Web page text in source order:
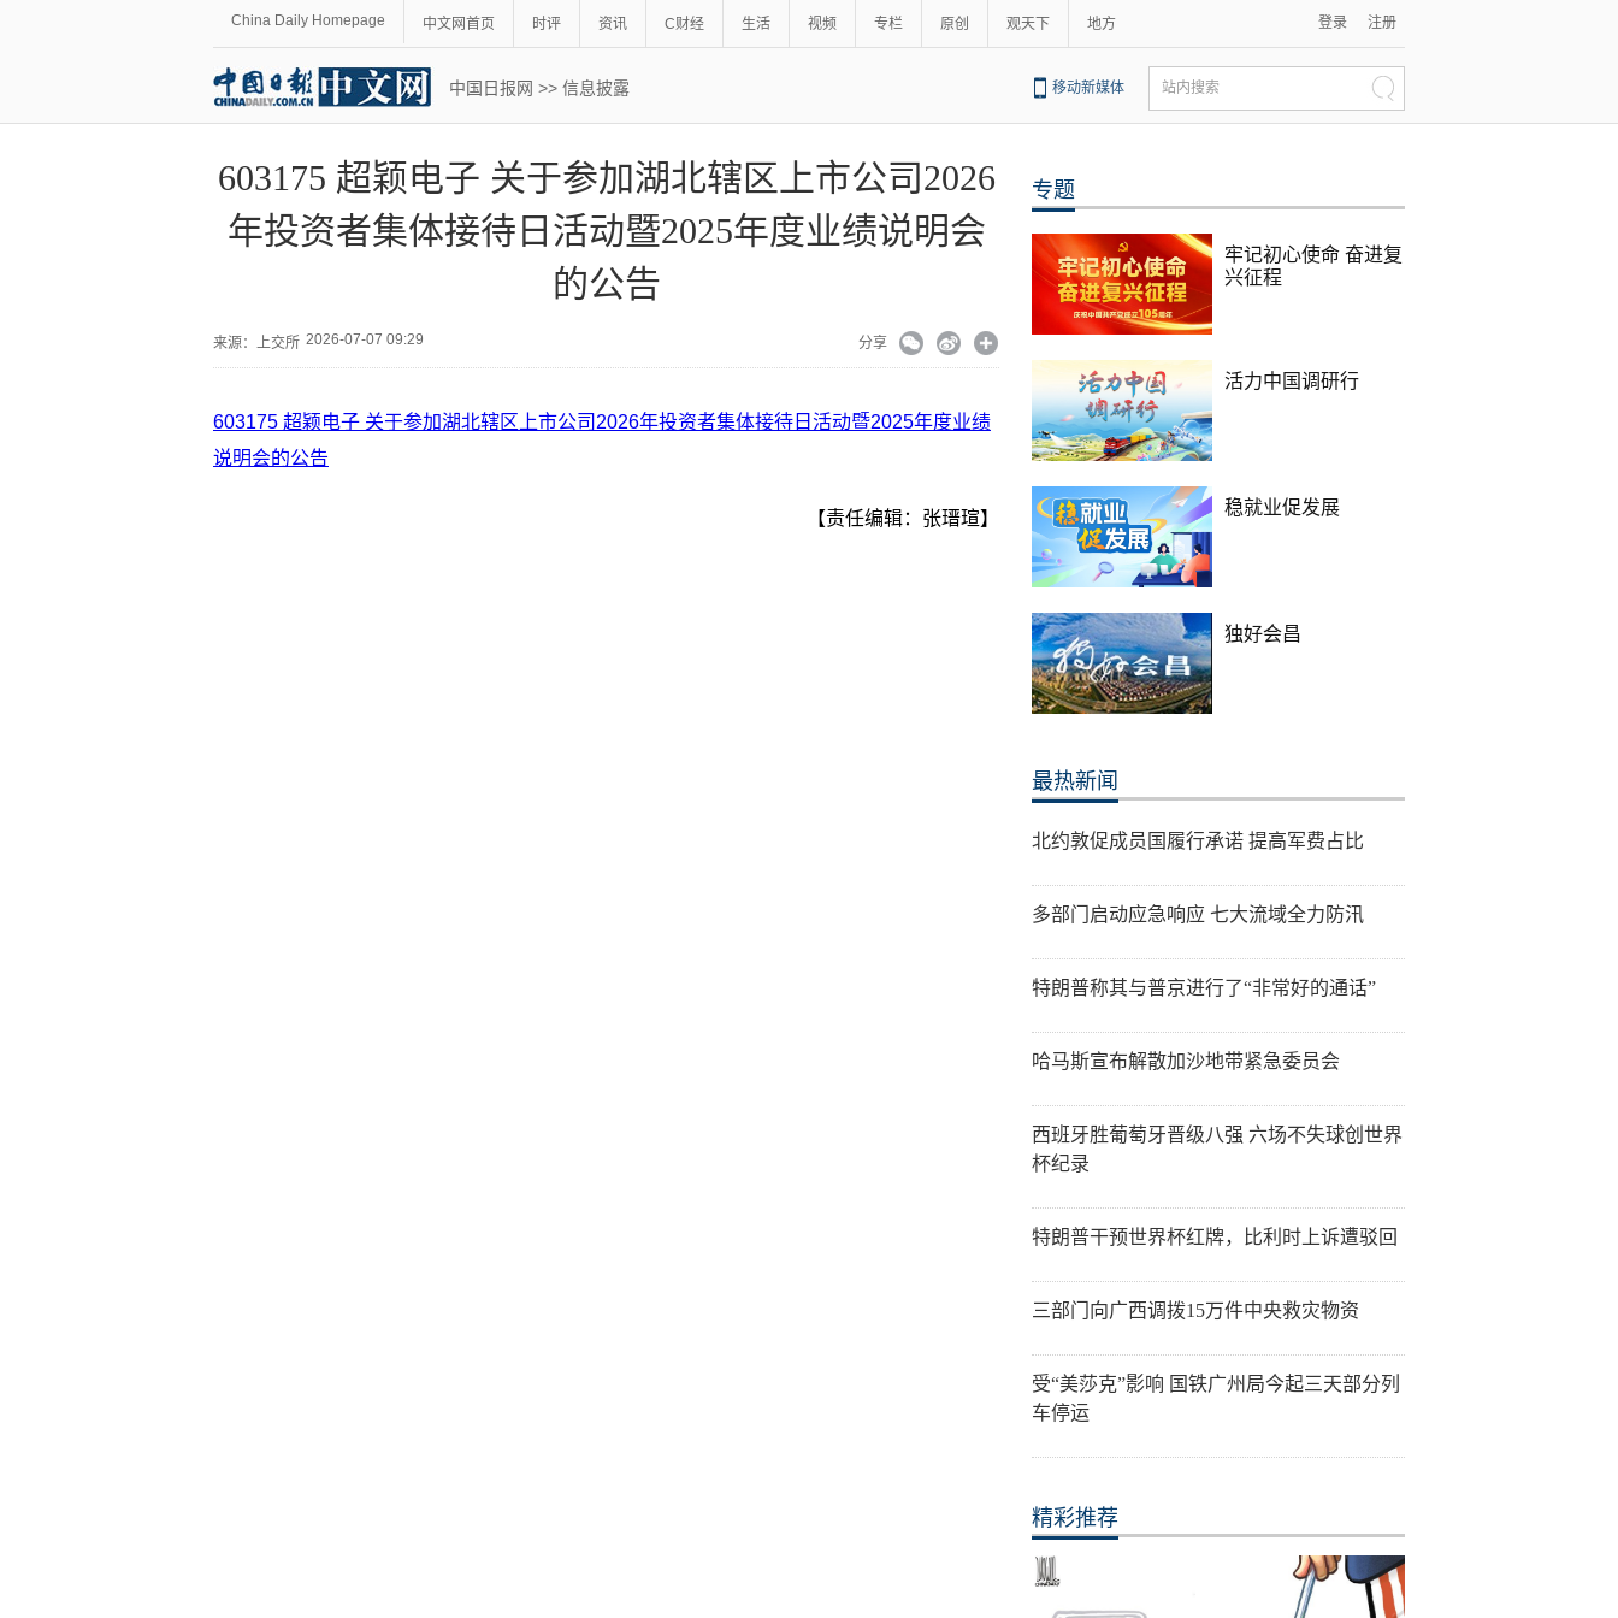
China Daily Homepage 中文网首页 时评 资讯 C财经 生活 视频 专栏 原创 观天下 地方 登录 注册
中国日报网 >> 信息披露 移动新媒体 站内搜索
603175 超颖电子 关于参加湖北辖区上市公司2026
年投资者集体接待日活动暨2025年度业绩说明会
的公告
来源： 上交所 2026-07-07 09:29 分享
603175 超颖电子 关于参加湖北辖区上市公司2026年投资者集体接待日活动暨2025年度业绩
说明会的公告
【责任编辑：张瑨瑄】
专题
牢记初心使命 奋进复
兴征程
活力中国调研行
稳就业促发展
独好会昌
最热新闻
北约敦促成员国履行承诺 提高军费占比
多部门启动应急响应 七大流域全力防汛
特朗普称其与普京进行了“非常好的通话”
哈马斯宣布解散加沙地带紧急委员会
西班牙胜葡萄牙晋级八强 六场不失球创世界
杯纪录
特朗普干预世界杯红牌，比利时上诉遭驳回
三部门向广西调拨15万件中央救灾物资
受“美莎克”影响 国铁广州局今起三天部分列
车停运
精彩推荐